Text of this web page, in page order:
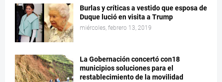
Burlas y críticas a vestido que esposa de
Duque lució en visita a Trump
miércoles, febrero 13, 2019
La Gobernación concertó con18
municipios soluciones para el
restablecimiento de la movilidad